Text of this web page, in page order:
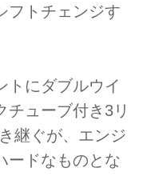
フトチェンジす
トにダブルウイ
チューブ付き3リ
継ぐが、エンジ
ードなものとな